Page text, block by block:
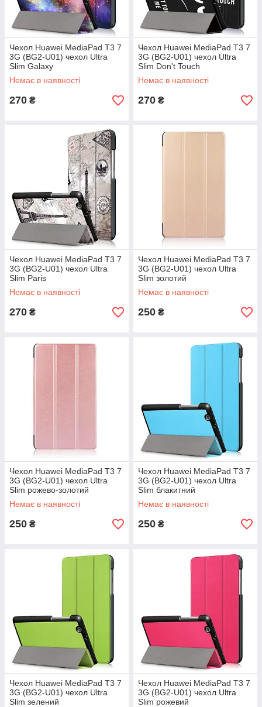
Чехол Huawei MediaPad T3 7
3G (BG2-U01) чехол Ultra
Slim Galaxy
Немає в наявності
270 ₴
Чехол Huawei MediaPad T3 7
3G (BG2-U01) чехол Ultra
Slim Don't Touch
Немає в наявності
270 ₴
Чехол Huawei MediaPad T3 7
3G (BG2-U01) чехол Ultra
Slim Paris
Немає в наявності
270 ₴
Чехол Huawei MediaPad T3 7
3G (BG2-U01) чехол Ultra
Slim золотий
Немає в наявності
250 ₴
Чехол Huawei MediaPad T3 7
3G (BG2-U01) чехол Ultra
Slim рожево-золотий
Немає в наявності
250 ₴
Чехол Huawei MediaPad T3 7
3G (BG2-U01) чехол Ultra
Slim блакитний
Немає в наявності
250 ₴
Чехол Huawei MediaPad T3 7
3G (BG2-U01) чехол Ultra
Slim зелений
Чехол Huawei MediaPad T3 7
3G (BG2-U01) чехол Ultra
Slim рожевий